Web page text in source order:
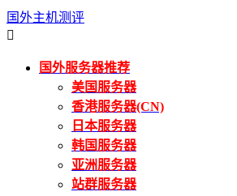
国外主机测评

国外服务器推荐
美国服务器
香港服务器(CN)
日本服务器
韩国服务器
亚洲服务器
站群服务器